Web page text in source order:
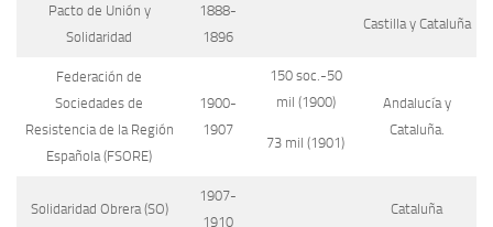
Pacto de Unión y
Solidaridad
1888-
1896
Castilla y Cataluña
Federación de
Sociedades de
Resistencia de la Región
Española (FSORE)
1900-
1907
150 soc.-50
mil (1900)
73 mil (1901)
Andalucía y
Cataluña.
Solidaridad Obrera (SO)
1907-
1910
Cataluña